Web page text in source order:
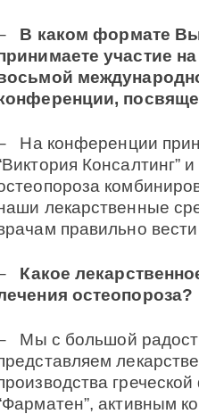
В каком формате
участие на
На конференции
Консалтинг”
лекарственные
правильно
Какое
остеопороза?
Мы с большой
активным